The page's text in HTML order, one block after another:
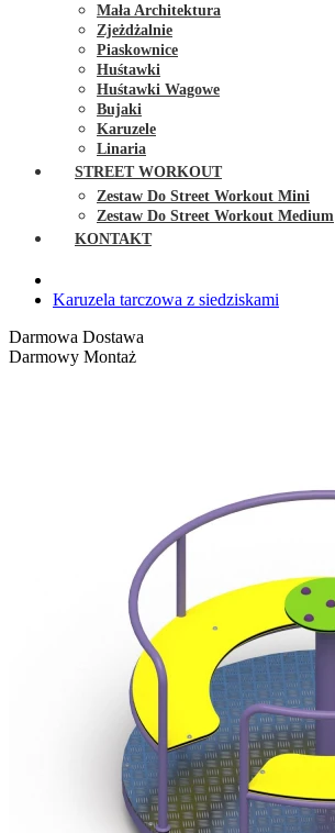
Mała Architektura
Zjeżdżalnie
Piaskownice
Huśtawki
Huśtawki Wagowe
Bujaki
Karuzele
Linaria
STREET WORKOUT
Zestaw Do Street Workout Mini
Zestaw Do Street Workout Medium
KONTAKT
Karuzela tarczowa z siedziskami
Darmowa Dostawa
Darmowy Montaż